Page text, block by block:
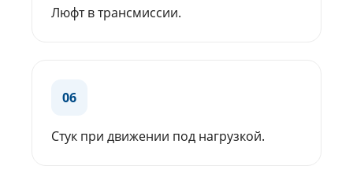
Люфт в трансмиссии.
06
Стук при движении под нагрузкой.